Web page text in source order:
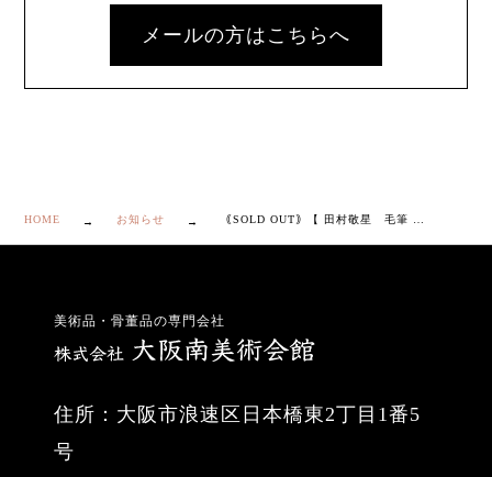
メールの方はこちらへ
HOME お知らせ
美術品・骨董品の専門会社
住所：大阪市浪速区日本橋東2丁目1番5
号